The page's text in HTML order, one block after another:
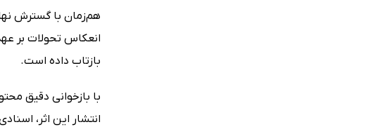
هم‌زمان با گسترش
انعکاس تحولات بر
بازتاب داده است.
با بازخوانی دقیق
انتشار این اثر،